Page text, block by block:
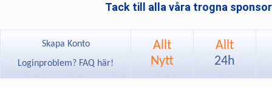
Tack till alla våra trogna
Skapa Konto
Loginproblem? FAQ här!
Allt
Nytt
Allt
24h